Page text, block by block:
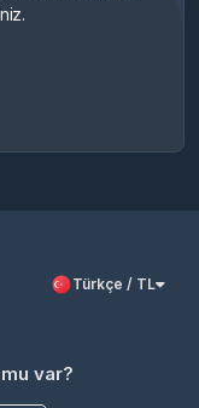
Türkçe / TL
var?